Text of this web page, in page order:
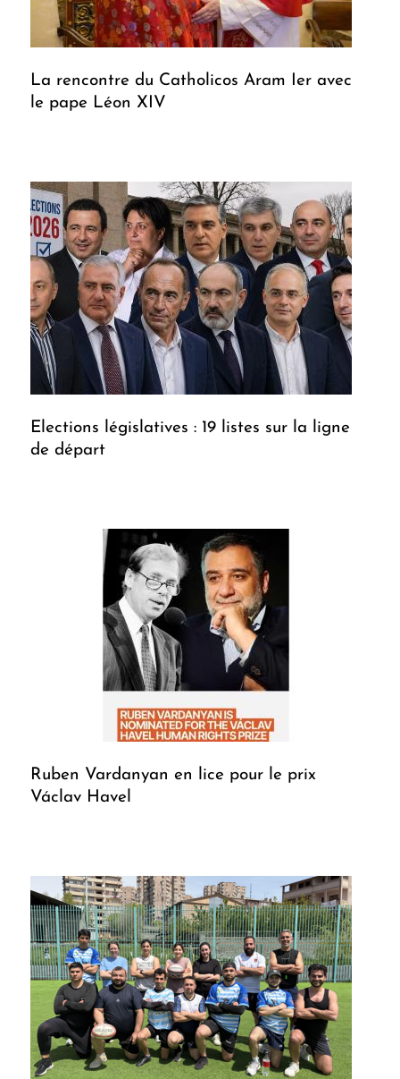
La rencontre du Catholicos Aram Ier avec
le pape Léon XIV
Elections législatives : 19 listes sur la ligne
de départ
Ruben Vardanyan en lice pour le prix
Václav Havel